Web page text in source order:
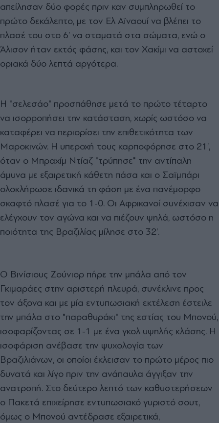
απείλησαν δύο φορές πριν καν συμπληρωθεί το
πρώτο δεκάλεπτο, με τον Ελ Αϊναουί να βλέπει το
πλασέ του στο 6’ να σταματά στα σώματα, ενώ ο
Άλισον ήταν εκτός φάσης, και τον Χακίμι να αστοχεί
οριακά δύο λεπτά αργότερα.
Η "σελεσάο" προσπάθησε μετά το πρώτο τέταρτο
να ισορροπήσει την κατάσταση, χωρίς ωστόσο να
καταφέρει να περιορίσει την επιθετικότητα των
Μαροκινών. Η υπεροχή τους καρποφόρησε στο 21’,
όταν ο Μπραχίμ Ντίαζ "τρύπησε" την αντίπαλη
άμυνα με εξαιρετική κάθετη πάσα και ο Σαϊμπάρι
ολοκλήρωσε ιδανικά τη φάση με ένα πανέμορφο
σκαφτό πλασέ για το 1-0. Oι Aφρικανοί συνέχισαν να
ελέγχουν τον αγώνα και να πιέζουν ψηλά, ωστόσο η
ποιότητα της Βραζιλίας μίλησε στο 32’.
Ο Βινίσιους Ζούνιορ πήρε την μπάλα από τον
Γκιμαράες στην αριστερή πλευρά, συνέκλινε προς
τον άξονα και με μία εντυπωσιακή εκτέλεση έστειλε
την μπάλα στο "παραθυράκι" της εστίας του Μπονού,
ισοφαρίζοντας σε 1-1 με ένα γκολ υψηλής κλάσης. Η
ισοφάριση ανέβασε την ψυχολογία των
Βραζιλιάνων, οι οποίοι έκλεισαν το πρώτο μέρος πιο
δυνατά και λίγο πριν την ανάπαυλα άγγιξαν την
ανατροπή. Στο δεύτερο λεπτό των καθυστερήσεων
ο Πακετά επιχείρησε εντυπωσιακό γυριστό σουτ,
όμως ο Μπονού αντέδρασε εξαιρετικά,